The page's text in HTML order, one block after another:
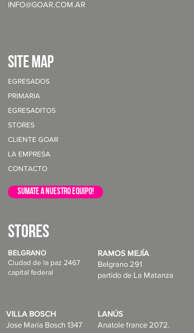
INFO@GOAR.COM.AR
site map
EGRESADOS
PRIMARIA
EGRESADITOS
STORES
CLIENTE GOAR
LA EMPRESA
CONTACTO
sumate a nuestro equipo!
STORES
BELGRANO
Ciudad de la paz 2467
capital federal
RAMOS MEJÍA
Belgrano 291
partido de La Matanza
VILLA BOSCH
Jose María Bosch 1347
LANÚS
Anatole france 2072.